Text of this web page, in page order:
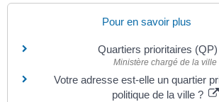
Pour en savoir plus
Quartiers prioritaires (QP)
Ministère chargé de la ville
Votre adresse est-elle un quartier
politique de la ville ?